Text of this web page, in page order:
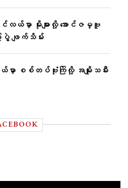
လယ်မှာ မိုးများလို့ အောင်ဇမ္ဗူ
ေပွဲ ဖျက်သိမ်း
ာ စစ်တပ်ဗုံးကြဲလို့ အမျိုးသမီး